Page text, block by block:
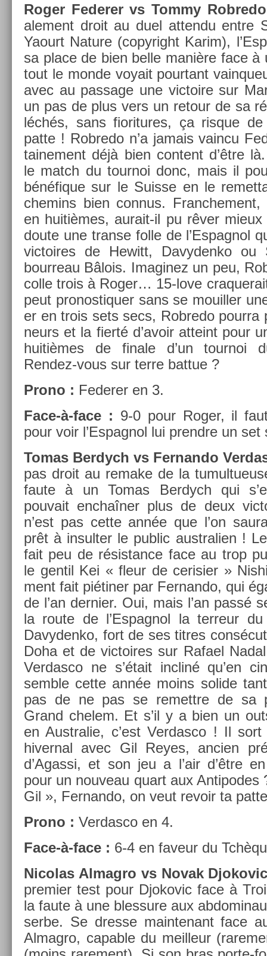
Roger Feder­er vs Tommy
ale­ment droit au duel at­tendu entre
Yaourt Na­ture (co­pyright Karim),
sa place de bien belle manière face à
tout le monde voyait pour­tant
avec au pas­sage une vic­toire sur
un pas de plus vers un re­tour de sa
léchés, sans fiori­tures, ça ris­que
patte ! Rob­redo n’a jamais vain­cu
taine­ment déjà bien con­tent d’être
le match du tour­noi donc, mais il
bénéfique sur le Suis­se en le
chemins bien con­nus.
en huitièmes, aurait-il pu rêver
doute une trans­e folle de l’Es­pagnol
vic­toires de Hewitt, Davyden­ko ou
bour­reau Bâlois. Im­aginez un peu,
colle trois à Roger… 15-love
peut pro­nos­tiqu­er sans se mouill­er
er en trois sets secs, Rob­redo
neurs et la fierté d’avoir at­teint pour
huitièmes de fin­ale d’un tour­noi
Rendez-vous sur terre bat­tue ?
Prono : Feder­er en 3.
Face-à-face : 9-0 pour Roger, il
pour voir l’Es­pagnol lui pre­ndre un set
Tomas Be­rdych vs Fer­nando
pas droit au re­make de la
faute à un Tomas Be­rdych qui
pouvait enchaîner plus de deux
n’est pas cette année que l’on
prêt à in­sult­er le pub­lic australi­en !
fait peu de résis­tance face au trop
le gen­til Kei « fleur de cerisi­er »
ment fait piétiner par Fer­nando, qui
de l’an de­rni­er. Oui, mais l’an passé
la route de l’Es­pagnol la ter­reur
Davyden­ko, fort de ses tit­res
Doha et de vic­toires sur Rafael
Ver­dasco ne s’était in­cliné qu’en
semble cette année moins sol­ide
pas de ne pas se re­mettre de sa
Grand chelem. Et s’il y a bien un
en Australie, c’est Ver­dasco ! Il sort
hivern­al avec Gil Reyes, an­ci­en
d’Agas­si, et son jeu a l’air d’être
pour un nouveau quart aux Anti­podes
Gil », Fer­nando, on veut re­voir ta
Prono : Ver­dasco en 4.
Face-à-face : 6-4 en faveur du
Nicolas Al­mag­ro vs Novak
pre­mi­er test pour Djokovic face à
la faute à une bles­sure aux
serbe. Se dres­se main­tenant face
Al­mag­ro, cap­able du meil­leur